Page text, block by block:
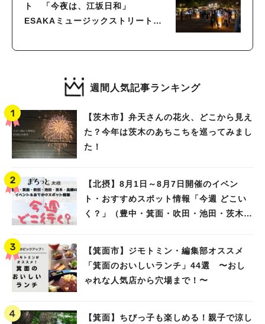
ト 「今夜は、江坂日和」
ESAKAミュージックストリート２
週間人気記事ランキング
【茨木市】弁天さんの花火、どこから見え
た？今年は茨木のあちこちを巡ってみまし
た！
【北摂】8月1日～8月7日開催のイベン
ト・おすすめスポット情報「今週 どこい
く？」（豊中・箕面・吹田・池田・茨木・
【箕面市】ジモトミン・編集部オススメ
「箕面のおいしいランチ」44選 〜おし
ゃれな人気店から穴場まで！〜
【箕面】ちびっ子も楽しめる！親子で涼し